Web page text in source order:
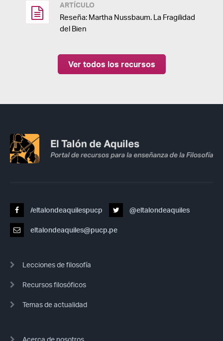
ARTÍCULO
Reseña: Martha Nussbaum. La Fragilidad
del Bien
Ver todos los recursos
/eltalondeaquilespucp @eltalondeaquiles
eltalondeaquiles@pucp.pe
Lecciones de filosofía
Recursos filosóficos
Temas de actualidad